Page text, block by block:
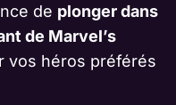
de plonger dans
de Marvel’s
vos héros préférés